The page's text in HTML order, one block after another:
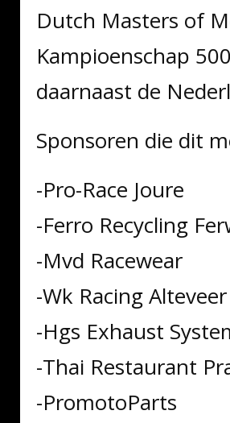
Dutch Masters of
Kampioenschap
daarnaast de
Sponsoren die dit
-Pro-Race Joure
-Ferro Recycling
-Mvd Racewear
-Wk Racing Alteveer
-Hgs Exhaust
-Thai Restaurant
-PromotoParts